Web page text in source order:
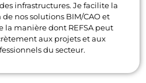
infrastructures. Je facilite la
nos solutions BIM/CAO et
la manière dont REFSA peut
aux projets et aux
du secteur.